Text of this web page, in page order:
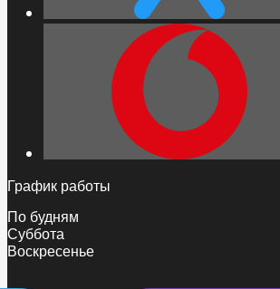
График работы
По будням
Суббота
Воскресенье